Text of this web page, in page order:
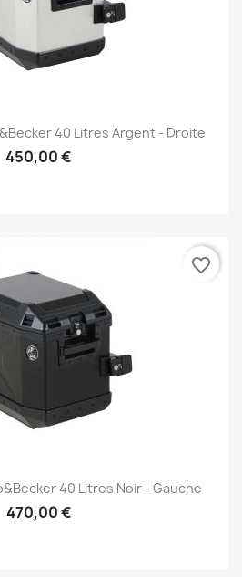
40 Litres Argent - Droite
450,00 €
40 Litres Noir - Gauche
470,00 €
favorite_border